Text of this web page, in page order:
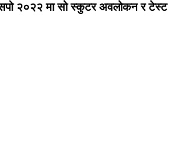
२०२२ मा सो स्कुटर अवलोकन र टेस्ट